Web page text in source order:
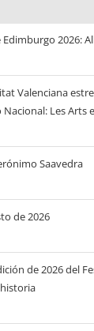
2026:
Valenciana
Les Arts
Saavedra
de 2026
de 2026 del